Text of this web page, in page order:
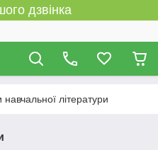
дзвінка
навчальної літератури